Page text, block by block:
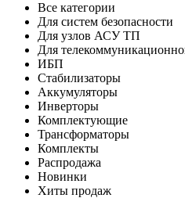
Все категории
Для систем безопасности
Для узлов АСУ ТП
Для
ИБП
Стабилизаторы
Аккумуляторы
Инверторы
Комплектующие
Трансформаторы
Комплекты
Распродажа
Новинки
Хиты продаж